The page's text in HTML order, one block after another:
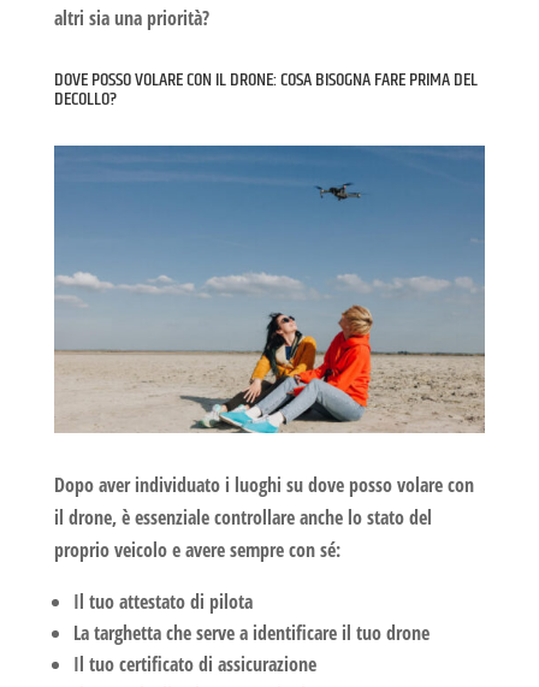
altri sia una priorità?
DOVE POSSO VOLARE CON IL DRONE: COSA BISOGNA FARE PRIMA DEL
DECOLLO?
Dopo aver individuato i luoghi sudove posso volare con
il drone,è essenziale controllare anche lo stato del
proprio veicolo e avere sempre con sé:
Il tuo attestato di pilota
La targhetta che serve a identificare il tuo drone
Il tuo certificato di assicurazione